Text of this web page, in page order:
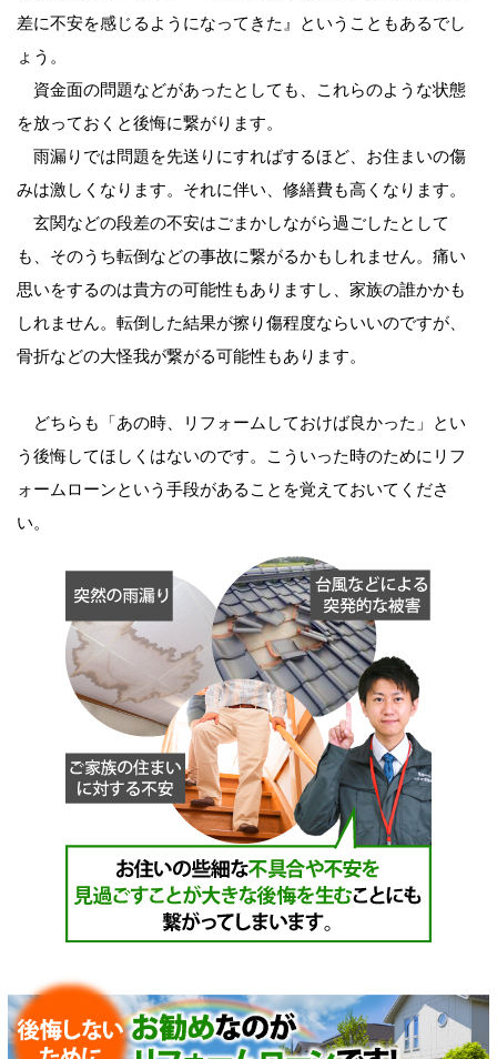
差に不安を感じるようになってきた』ということもあるでし
ょう。
資金面の問題などがあったとしても、これらのような状態
を放っておくと後悔に繋がります。
雨漏りでは問題を先送りにすればするほど、お住まいの傷
みは激しくなります。それに伴い、修繕費も高くなります。
玄関などの段差の不安はごまかしながら過ごしたとして
も、そのうち転倒などの事故に繋がるかもしれません。痛い
思いをするのは貴方の可能性もありますし、家族の誰かかも
しれません。転倒した結果が擦り傷程度ならいいのですが、
骨折などの大怪我が繋がる可能性もあります。
どちらも「あの時、リフォームしておけば良かった」とい
う後悔してほしくはないのです。こういった時のためにリフ
ォームローンという手段があることを覚えておいてくださ
い。